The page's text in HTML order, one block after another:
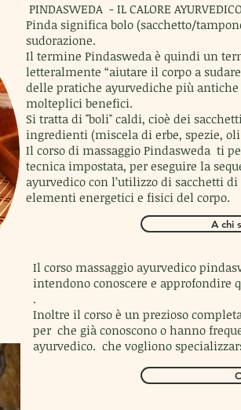
PINDASWEDA - IL CALORE
Pinda significa bolo (sacchetto/
sudorazione.
Il termine Pindasweda è quindi un
letteralmente “aiutare il corpo a
delle pratiche ayurvediche più
molteplici benefici.
Si tratta di "boli" caldi, cioè dei
ingredienti (miscela di erbe, spezie,
Il corso di massaggio Pindasweda ti
tecnica impostata, per eseguire la
ayurvedico con l’utilizzo di sacchetti
elementi energetici e fisici del corpo.
A chi
Il corso massaggio ayurvedico
intendono conoscere e approfondire
.
Inoltre il corso è un prezioso
per che già conoscono o hanno
ayurvedico. che vogliono